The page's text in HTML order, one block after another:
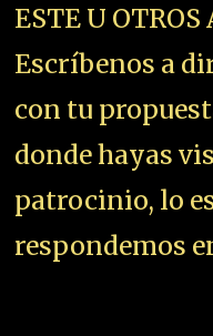
ESTE U OTROS
Escríbenos a
con tu
donde hayas
patrocinio, lo
respondemos